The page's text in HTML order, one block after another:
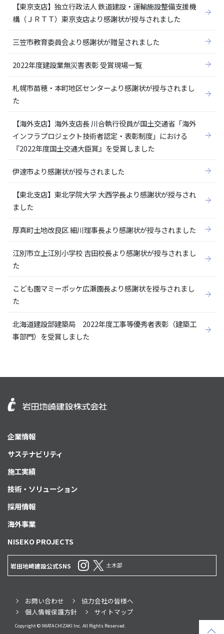
【東京支店】独立行政法人 鉄道建設・運輸施設整備支援機
構（ＪＲＴＴ）東京支店より感謝状が授与されました
三笠市教育委員会より感謝状が贈呈されました
2022年度建設業無災害表彰 受賞現場一覧
札幌市苗穂・本町地区センターより感謝状が授与されまし
た
【海外支店】海外支店長 川合執行役員が国土交通省「海外
インフラプロジェクト技術者認定・表彰制度」における
『2022年度国土交通大臣賞』を受賞しました
伊達市より感謝状が授与されました
【東北支店】東北学院大学 大西学長より感謝状が授与され
ました
厚真町土地改良区 細川理事長より感謝状が授与されました
江別市立上江別小学校 吉田校長より感謝状が授与されまし
た
こども園マミーポッケ広瀬園長より感謝状を授与されまし
た
北海道建設部建築局 2022年度工事等優秀者表彰（建築工
事部門）を受賞しました
企業情報
サステナビリティ
施工実績
技術・ソリューション
採用情報
海外事業
NISEKO PROJECTS
岩田地崎建設公式SNS 土木部
お問い合わせ
協力会社の皆様へ
個人情報保護方針
サイトマップ
Copyright © IWATA CHIZAKI Inc. All Rights Reserved.